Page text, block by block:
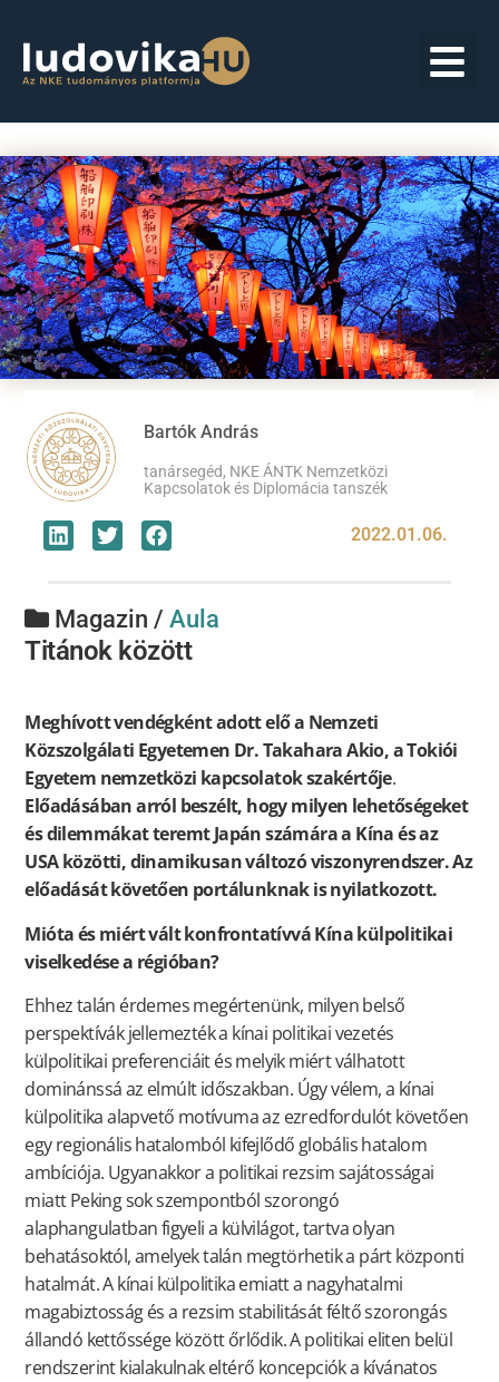
Bartók András
tanársegéd, NKE ÁNTK Nemzetközi
Kapcsolatok és Diplomácia tanszék
2022.01.06.
Magazin /Aula
Titánok között
Meghívott vendégként adott elő a Nemzeti
Közszolgálati Egyetemen Dr. Takahara Akio, a Tokiói
Egyetem nemzetközi kapcsolatok szakértője.
Előadásában arról beszélt, hogy milyen lehetőségeket
és dilemmákat teremt Japán számára a Kína és az
USA közötti, dinamikusan változó viszonyrendszer. Az
előadását követően portálunknak is nyilatkozott.
Mióta és miért vált konfrontatívvá Kína külpolitikai
viselkedése a régióban?
Ehhez talán érdemes megértenünk, milyen belső
perspektívák jellemezték a kínai politikai vezetés
külpolitikai preferenciáit és melyik miért válhatott
dominánssá az elmúlt időszakban. Úgy vélem, a kínai
külpolitika alapvető motívuma az ezredfordulót követően
egy regionális hatalomból kifejlődő globális hatalom
ambíciója. Ugyanakkor a politikai rezsim sajátosságai
miatt Peking sok szempontból szorongó
alaphangulatban figyeli a külvilágot, tartva olyan
behatásoktól, amelyek talán megtörhetik a párt központi
hatalmát. A kínai külpolitika emiatt a nagyhatalmi
magabiztosság és a rezsim stabilitását féltő szorongás
állandó kettőssége között őrlődik. A politikai eliten belül
rendszerint kialakulnak eltérő koncepciók a kívánatos